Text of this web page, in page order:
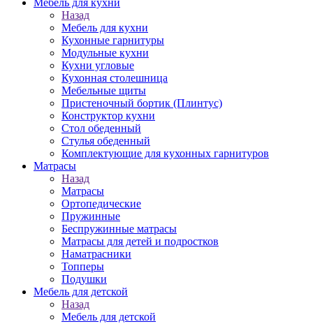
Мебель для кухни
Назад
Мебель для кухни
Кухонные гарнитуры
Модульные кухни
Кухни угловые
Кухонная столешница
Мебельные щиты
Пристеночный бортик (Плинтус)
Конструктор кухни
Стол обеденный
Стулья обеденный
Комплектующие для кухонных гарнитуров
Матраcы
Назад
Матраcы
Ортопедические
Пружинные
Беспружинные матрасы
Матрасы для детей и подростков
Наматрасники
Топперы
Подушки
Мебель для детской
Назад
Мебель для детской